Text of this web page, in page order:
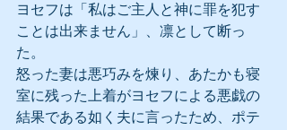
ヨセフは「私はご主人と神に罪を犯す
ことは出来ません」、凛として断っ
た。
怒った妻は悪巧みを煉り、あたかも寝
室に残った上着がヨセフによる悪戯の
結果である如く夫に言ったため、ポテ